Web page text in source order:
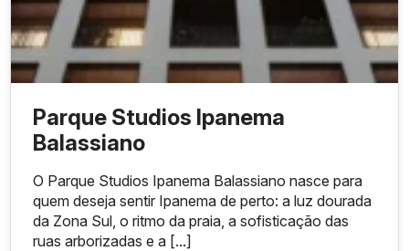
Parque Studios Ipanema
Balassiano
O Parque Studios Ipanema Balassiano nasce para
quem deseja sentir Ipanema de perto: a luz dourada
da Zona Sul, o ritmo da praia, a sofisticação das
ruas arborizadas e a [...]